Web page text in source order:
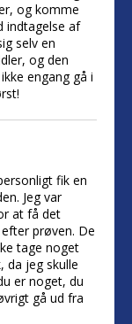
og komme
indtagelse af
selv en
og den
engang gå i
fik en
Jeg var
at få det
prøven. De
tage noget
da jeg skulle
er noget, du
gå ud fra